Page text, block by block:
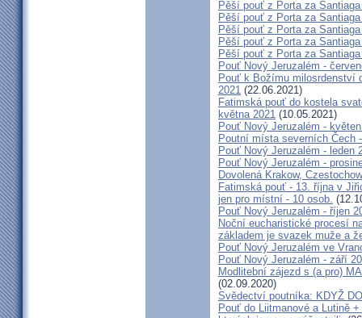
Pěší pouť z Porta za
Pěší pouť z Porta za
Pěší pouť z Porta za
Pěší pouť z Porta za
Pěší pouť z Porta za
Pouť Nový Jeruzalém -
Pouť k Božímu milosrdenství
2021 (22.06.2021)
Fatimská pouť do kostela
května 2021 (10.05.2021)
Pouť Nový Jeruzalém -
Poutní místa severních Čech
Pouť Nový Jeruzalém - leden
Pouť Nový Jeruzalém -
Dovolená Krakow,
Fatimská pouť - 13. října v
jen pro místní - 10 osob.
Pouť Nový Jeruzalém - říjen
Noční eucharistické procesí
základem je svazek muže a
Pouť Nový Jeruzalém ve
Pouť Nový Jeruzalém - září
Modlitební zájezd s (a pro)
(02.09.2020)
Svědectví poutníka: KDYŽ
Pouť do Liitmanové a Lutině